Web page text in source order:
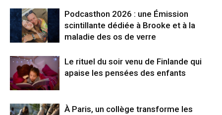
Podcasthon 2026 : une Émission
scintillante dédiée à Brooke et à la
maladie des os de verre
Le rituel du soir venu de Finlande qui
apaise les pensées des enfants
À Paris, un collège transforme les